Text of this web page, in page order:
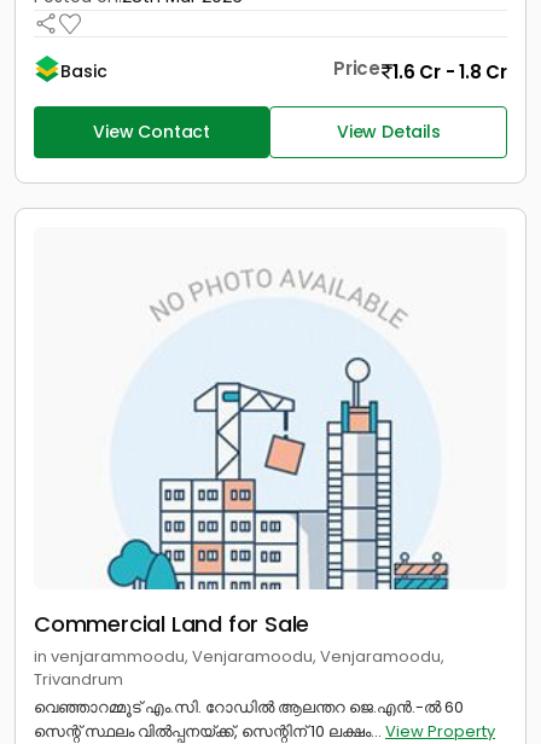
Basic Price 1.6 Cr - 1.8 Cr
View Contact View Details
Commercial Land for Sale
in venjarammoodu, Venjaramoodu, Venjaramoodu,
Trivandrum
വെഞ്ഞാറമ്മൂട് എം.സി. റോഡിൽ ആലന്തറ ജെ.എൻ.-ൽ 60
സെന്റ് സ്ഥലം വിൽപ്പനയ്ക്ക്, സെന്റിന് 10 ലക്ഷം... View Property